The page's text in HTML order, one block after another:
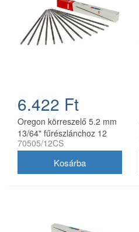
6.422 Ft
Oregon körreszelő 5.2 mm
13/64" fűrészlánchoz 12
db/doboz
70505/12CS